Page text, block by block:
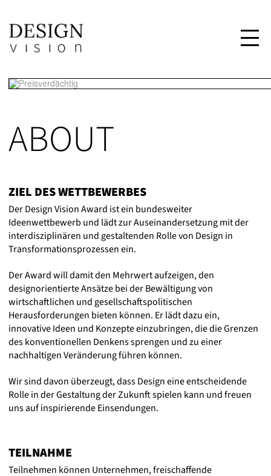
ABOUT
ZIEL DES WETTBEWERBES
Der Design Vision Award ist ein bundesweiter
Ideenwettbewerb und lädt zur Auseinandersetzung mit der
interdisziplinären und gestaltenden Rolle von Design in
Transformationsprozessen ein.
Der Award will damit den Mehrwert aufzeigen, den
designorientierte Ansätze bei der Bewältigung von
wirtschaftlichen und gesellschaftspolitischen
Herausforderungen bieten können. Er lädt dazu ein,
innovative Ideen und Konzepte einzubringen, die die Grenzen
des konventionellen Denkens sprengen und zu einer
nachhaltigen Veränderung führen können.
Wir sind davon überzeugt, dass Design eine entscheidende
Rolle in der Gestaltung der Zukunft spielen kann und freuen
uns auf inspirierende Einsendungen.
TEILNAHME
Teilnehmen können Unternehmen, freischaffende